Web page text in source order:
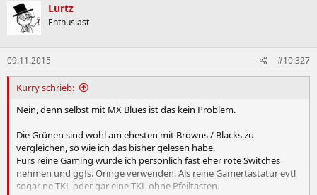
Lurtz
Enthusiast
09.11.2015 #10.327
Kurry schrieb:
Nein, denn selbst mit MX Blues ist das kein Problem.
Die Grünen sind wohl am ehesten mit Browns / Blacks zu
vergleichen, so wie ich das bisher gelesen habe.
Fürs reine Gaming würde ich persönlich fast eher rote Switches
nehmen und ggfs. Oringe verwenden. Als reine Gamertastatur evtl
sogar ne TKL oder gar eine TKL ohne Pfeiltasten.